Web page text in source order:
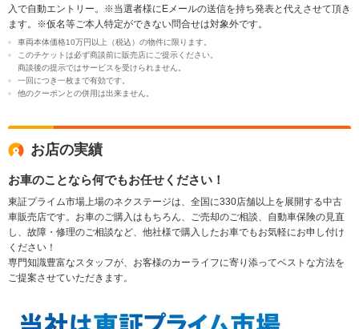
入で自動エントリー。※当選者様にEメールの送信を持ち発表と代えさせて頂き
ます。※仮名等ご本人特定ができない問合せは対象外です。
車両本体価格10万円以上（税込）の物件に限ります。
このチケットは必ず商談前に販売店にご提示ください。
商談後の提示ではサービスを受けられません。
一回につき一枚まで有効です。
他のクーポンとの併用は出来ません。
お店の実績
お車のことなら何でもお任せください！
東証プライム市場上場のネクステージは、全国に330店舗以上を展開する中古
車販売店です。お車のご購入はもちろん、ご売却のご相談、自動車保険の見直
し、故障・修理のご相談など、他社様で購入したお車でもお気軽にお申し付け
ください！
専門知識豊富なスタッフが、お客様のカーライフに寄り添ってベストな方法を
ご提案させていただきます。